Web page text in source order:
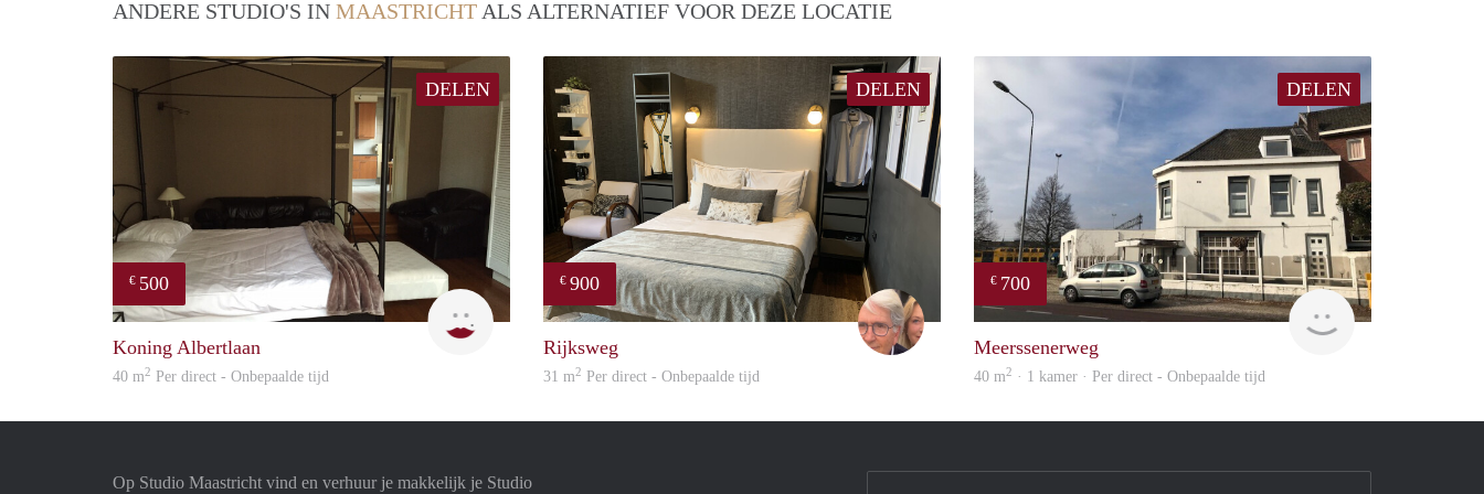
ANDERE STUDIO'S IN MAASTRICHT ALS ALTERNATIEF VOOR DEZE LOCATIE
DELEN
€ 500
Koning Albertlaan
40 m2 Per direct - Onbepaalde tijd
DELEN
€ 900
Rijksweg
31 m2 Per direct - Onbepaalde tijd
DELEN
€ 700
Woonhuis
Meerssenerweg
40 m2 · 1 kamer · Per direct - Onbepaalde tijd
Op Studio Maastricht vind en verhuur je makkelijk je Studio